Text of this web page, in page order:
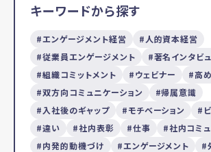
キーワードから探す
エンゲージメント経営
人的資本経営
従業員エンゲージメント
著名インタビ
組織コミットメント
ウェビナー
高
双方向コミュニケーション
帰属意識
入社後のギャップ
モチベーション
違い
社内表彰 仕事
社内コミ
内発的動機づけ
エンゲージメント